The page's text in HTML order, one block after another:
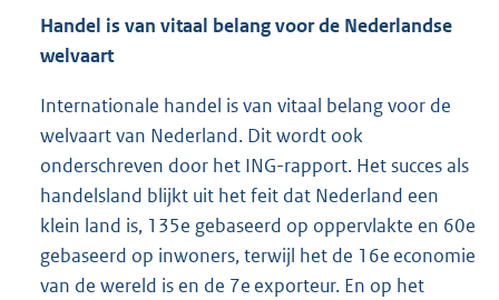
Handel is van vitaal belang voor de Nederlandse
welvaart
Internationale handel is van vitaal belang voor de
welvaart van Nederland. Dit wordt ook
onderschreven door het ING-rapport. Het succes als
handelsland blijkt uit het feit dat Nederland een
klein land is, 135e gebaseerd op oppervlakte en 60e
gebaseerd op inwoners, terwijl het de 16e economie
van de wereld is en de 7e exporteur. En op het